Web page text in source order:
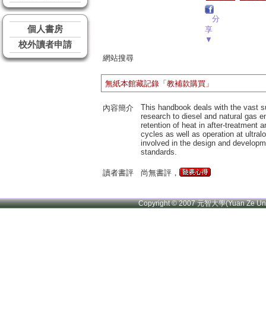
個人書房
校外讀者申請
分
享
▼
網站搜尋
無紙本館藏記錄「教補款購買」
內容簡介
This handbook deals with the vast
research to diesel and natural gas
retention of heat in after-treatment
cycles as well as operation at
involved in the design and
standards.
讀者書評 尚無書評，
Copyright © 2007 元智大學(Yuan Ze